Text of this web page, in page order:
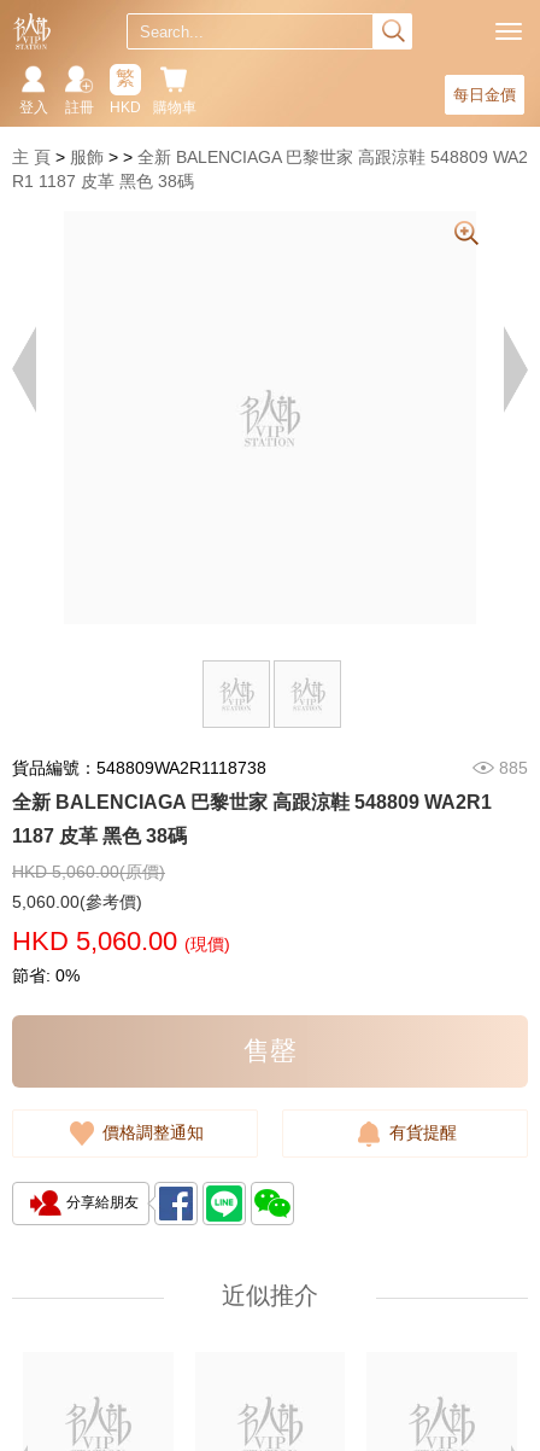
每日金價
購物車
繁
HKD
註冊
登入
主 頁 服飾
全新 BALENCIAGA 巴黎世家 高跟涼鞋 548809 WA2
R1 1187 皮革 黑色 38碼
貨品編號：548809WA2R1118738 885
全新 BALENCIAGA 巴黎世家 高跟涼鞋 548809 WA2R1
1187 皮革 黑色 38碼
HKD 5,060.00(原價)
5,060.00(參考價)
HKD 5,060.00 (現價)
節省: 0%
售罄
價格調整通知 有貨提醒
分享給朋友
近似推介